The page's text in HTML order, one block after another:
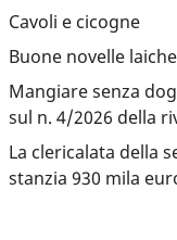
Cavoli e cicogne
Buone novelle laiche
Mangiare senza
sul n. 4/2026 della
La clericalata della
stanzia 930 mila